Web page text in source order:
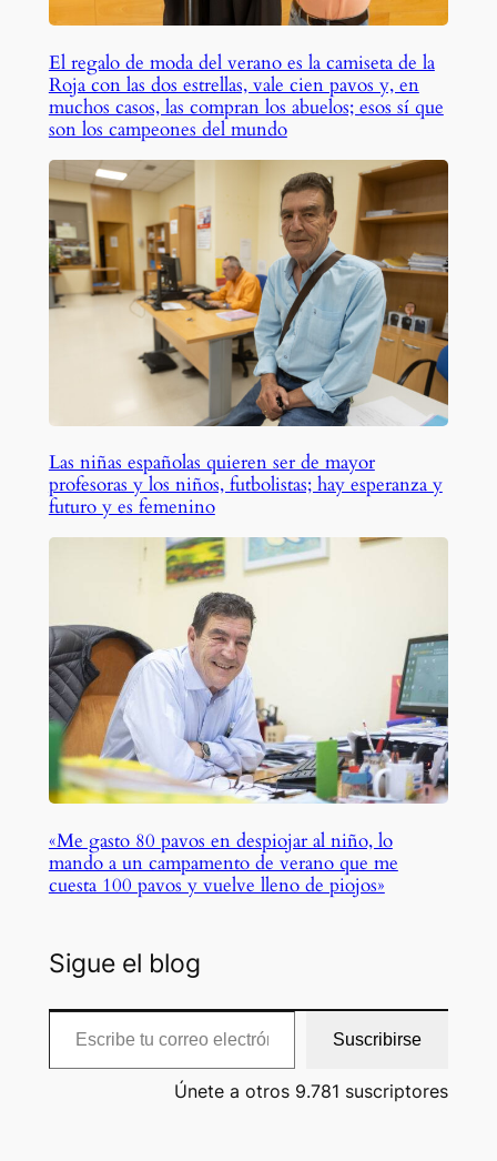
El regalo de moda del verano es la camiseta de la
Roja con las dos estrellas, vale cien pavos y, en
muchos casos, las compran los abuelos; esos sí que
son los campeones del mundo
Las niñas españolas quieren ser de mayor
profesoras y los niños, futbolistas; hay esperanza y
futuro y es femenino
«Me gasto 80 pavos en despiojar al niño, lo
mando a un campamento de verano que me
cuesta 100 pavos y vuelve lleno de piojos»
Sigue el blog
Escribe tu correo electrónico…
Suscribirse
Únete a otros 9.781 suscriptores